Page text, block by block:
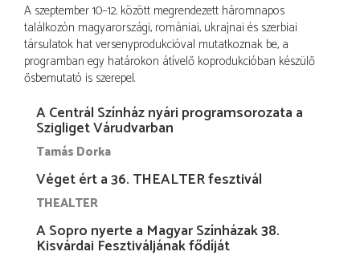
A szeptember 10–12. között megrendezett háromnapos
találkozón magyarországi, romániai, ukrajnai és szerbiai
társulatok hat versenyprodukcióval mutatkoznak be, a
programban egy határokon átívelő koprodukcióban készülő
ősbemutató is szerepel.
A Centrál Színház nyári programsorozata a
Szigliget Várudvarban
Tamás Dorka
Véget ért a 36. THEALTER fesztivál
THEALTER
A Sopro nyerte a Magyar Színházak 38.
Kisvárdai Fesztiváljának fődíját